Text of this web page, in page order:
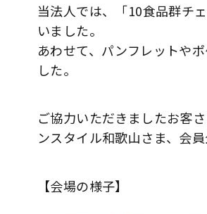
当法人では、「10食品群チ
いました。
あわせて、パンフレットや
した。
ご協力いただきましたお客
ンスタイル和歌山さま、会
【会場の様子】